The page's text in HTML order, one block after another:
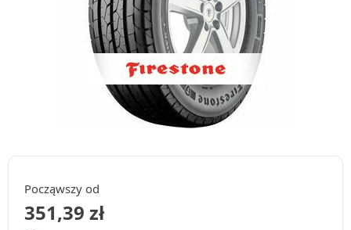
Począwszy od
351,39 zł